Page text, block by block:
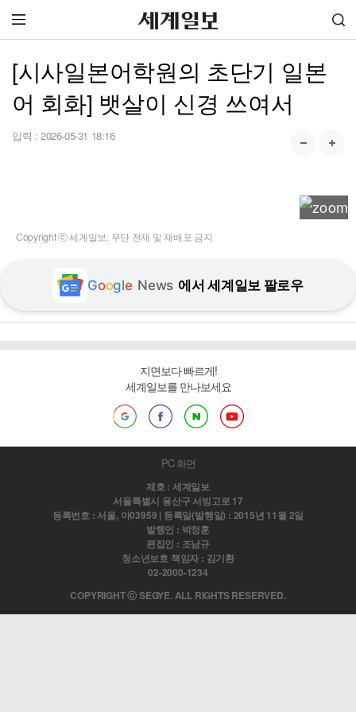
[시사일본어학원의 초단기 일본
어 회화] 뱃살이 신경 쓰여서
입력 : 2026-05-31 18:16
Copyright ⓒ 세계일보. 무단 전재 및 재배포 금지
Google News 에서 세계일보 팔로우
지면보다 빠르게!
세계일보를 만나보세요
PC 화면
제호 : 세계일보
서울특별시 용산구 서빙고로 17
등록번호 : 서울, 아03959 | 등록일(발행일) : 2015년 11월 2일
발행인 : 박정훈
편집인 : 조남규
청소년보호 책임자 : 김기환
02-2000-1234
COPYRIGHT ⓒ SEGYE. ALL RIGHTS RESERVED.